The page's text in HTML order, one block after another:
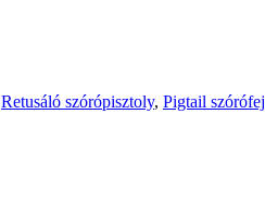
Retusáló szórópisztoly, Pigtail szórófej